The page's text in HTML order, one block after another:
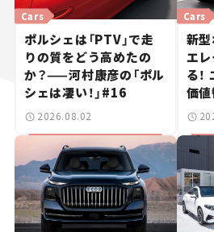
Cars
ポルシェは「PTV」で走
りの質をどう高めたの
か？——河村康彦の「ポル
シェは凄い！」#16
2026.08.02
Cars
新型
エ
る
価値
ポ